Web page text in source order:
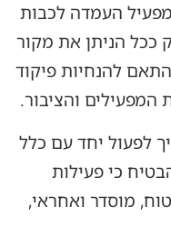
העמדה לכבות
ככל הניתן את מקור
להנחיות פיקוד
והציבור.
לפעול יחד עם כלל
כי פעילות
מוסדר ואחראי,